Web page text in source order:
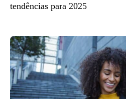
tendências para 2025